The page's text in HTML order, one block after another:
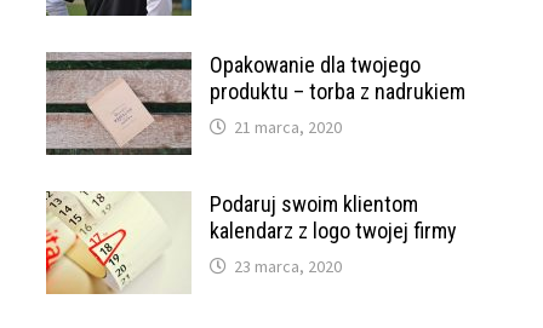
Opakowanie dla twojego
produktu – torba z nadrukiem
21 marca, 2020
Podaruj swoim klientom
kalendarz z logo twojej firmy
23 marca, 2020